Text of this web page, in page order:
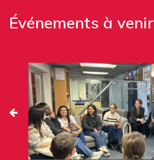
Événements à venir